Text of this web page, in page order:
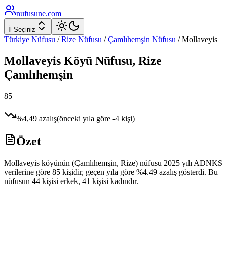
nufusune.com
İl Seçiniz
Türkiye Nüfusu / Rize Nüfusu / Çamlıhemşin Nüfusu /Mollaveyis
Mollaveyis Köyü Nüfusu, Rize
Çamlıhemşin
85
%4,49 azalış(önceki yıla göre -4 kişi)
Özet
Mollaveyis köyünün (Çamlıhemşin, Rize) nüfusu 2025 yılı ADNKS
verilerine göre 85 kişidir, geçen yıla göre %4.49 azalış gösterdi. Bu
nüfusun 44 kişisi erkek, 41 kişisi kadındır.